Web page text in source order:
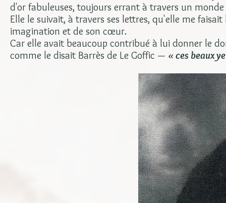
d'or fabuleuses, toujours errant à travers un
Elle le suivait, à travers ses lettres, qu'elle me
imagination et de son cœur.
Car elle avait beaucoup contribué à lui donner le
comme le disait Barrès de Le Goffic — « ces beaux